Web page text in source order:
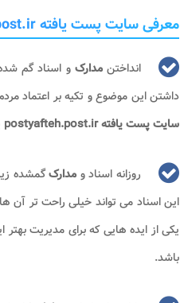
معرفی سایت پست یافته postyafteh.post.ir
انداختنمدارکو اسناد گم
داشتن این موضوع و تکیه بر اعتماد
سایت پست یافتهpostyafteh.post.ir
روزانه اسناد و مدارکگمشده
این اسناد می تواند خیلی راحت تر
یکی از ایده هایی که برای مدیریت بهتر
باشد.